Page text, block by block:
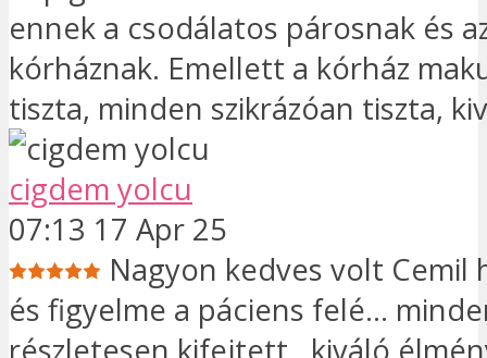
ennek a csodálatos párosnak és
kórháznak. Emellett a kórház
tiszta, minden szikrázóan tiszta,
cigdem yolcu
07:13 17 Apr 25
Nagyon kedves volt Cemil
és figyelme a páciens felé...